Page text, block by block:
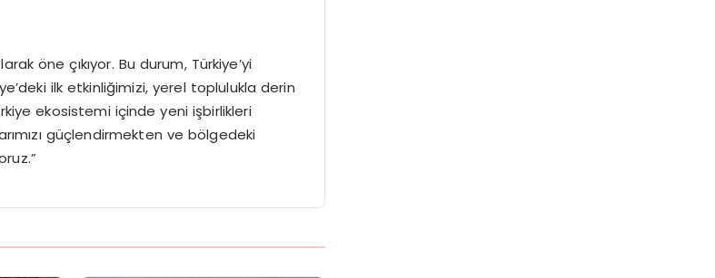
öne çıkıyor. Bu durum, Türkiye’yi
ilk etkinliğimizi, yerel toplulukla derin
ekosistemi içinde yeni işbirlikleri
güçlendirmekten ve bölgedeki